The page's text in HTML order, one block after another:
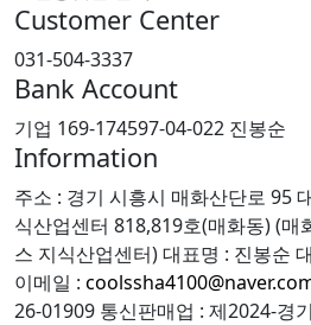
Customer Center
031-504-3337
Bank Account
기업 169-174597-04-022 진봉순
Information
주소 : 경기 시흥시 매화산단로 95
식산업센터 818,819호(매화동) (매
스 지식산업센터)대표명 : 진봉순
이메일 :
26-01909 통신판매업 : 제2024-경